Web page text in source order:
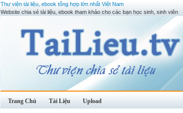
Thư viện tài liệu, ebook tổng hợp lớn nhất Việt Nam
Website chia sẻ tài liệu, ebook tham khảo cho các bạn học sinh, sinh viên
Trang Chủ Tài Liệu Upload